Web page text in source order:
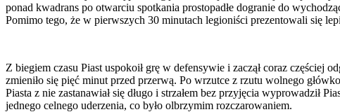
ponad kwadrans po otwarciu spotkania prostopadłe dogranie do
Pomimo tego, że w pierwszych 30 minutach legioniści prezentowali się
Z biegiem czasu Piast uspokoił grę w defensywie i zaczął coraz
zmieniło się pięć minut przed przerwą. Po wrzutce z rzutu wolnego
Piasta z nie zastanawiał się długo i strzałem bez przyjęcia wyprowadził
jednego celnego uderzenia, co było olbrzymim rozczarowaniem.